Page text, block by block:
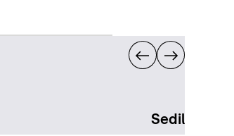
Sedili per